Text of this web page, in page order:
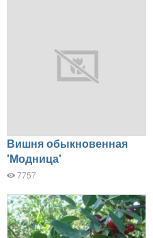
Вишня обыкновенная
'Модница'
7757